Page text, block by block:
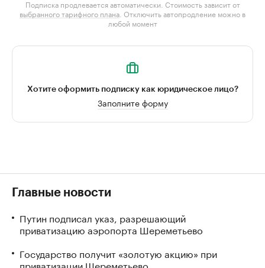
Подписка продлевается автоматически. Стоимость зависит от
выбранного тарифного плана . Отключить автопродление можно в
любой момент
Хотите оформить подписку как юридическое лицо?
Заполните форму
Главные новости
Путин подписал указ, разрешающий
приватизацию аэропорта Шереметьево
Государство получит «золотую акцию» при
приватизации Шереметьево